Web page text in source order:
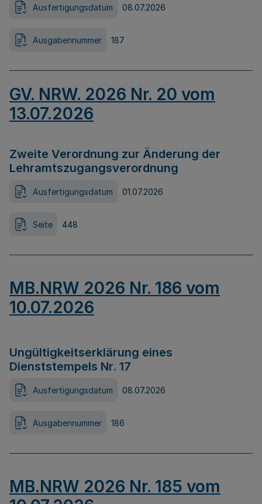
Ausfertigungsdatum 08.07.2026
Ausgabennummer 187
GV. NRW. 2026 Nr. 20 vom
13.07.2026
Zweite Verordnung zur Änderung der
Lehramtszugangsverordnung
Ausfertigungsdatum 01.07.2026
Seite 448
MB.NRW 2026 Nr. 186 vom
10.07.2026
Ungültigkeitserklärung eines
Dienststempels Nr. 17
Ausfertigungsdatum 08.07.2026
Ausgabennummer 186
MB.NRW 2026 Nr. 185 vom